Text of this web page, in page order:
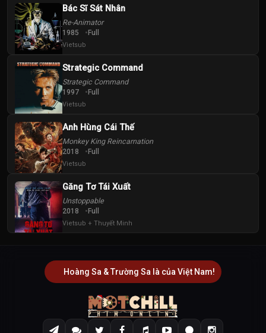
Bác Sĩ Sát Nhân
Re-Animator
1985 Full
Vietsub
Strategic Command
Strategic Command
1997 Full
Vietsub
Anh Hùng Cái Thế
Monkey King Reincarnation
2018 Full
Vietsub
Găng Tơ Tái Xuất
Unstoppable
2018 Full
Vietsub + Thuyết Minh
Hoàng Sa & Trường Sa là của Việt Nam!